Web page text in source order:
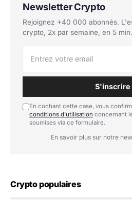
Newsletter Crypto
Rejoignez +40 000 abonnés.
crypto, 2x par semaine, en 5 min.
S'inscrire
En cochant cette case, vous
conditions d'utilisation concernant
soumises via ce formulaire.
En savoir plus sur notre
Crypto populaires